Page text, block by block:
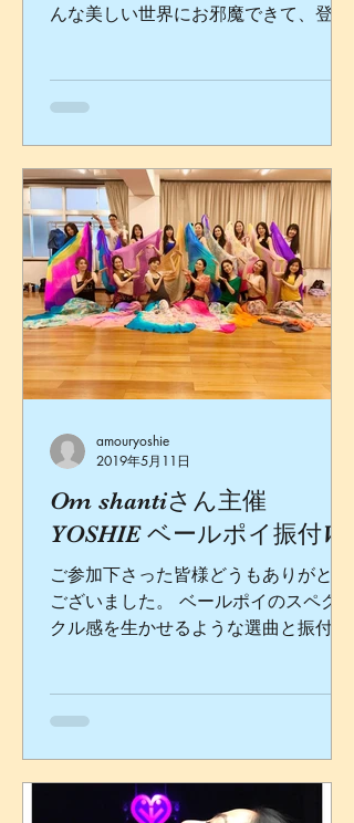
んな美しい世界にお邪魔できて、登場
なきゃね、といつもRuuちゃんに会う
と襟を直す。 ...
Om shantiさん主催
YOSHIE ベールポイ振付WS
ご参加下さった皆様どうもありがとう
ございました。 ベールポイのスペクタ
クル感を生かせるような選曲と振付に
好きな方達との新しい出逢いを日々頂
き、そこからまた新しい化学反応...
amouryoshie
2019年5月11日